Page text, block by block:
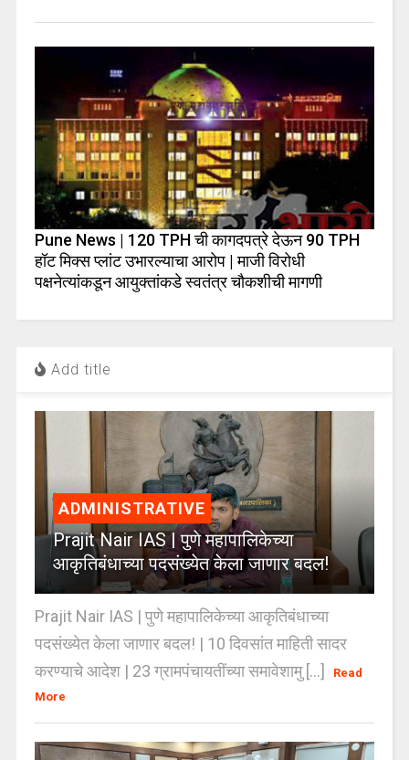
Pune News | 120 TPH ची कागदपत्रे देऊन 90 TPH
हॉट मिक्स प्लांट उभारल्याचा आरोप | माजी विरोधी
पक्षनेत्यांकडून आयुक्तांकडे स्वतंत्र चौकशीची मागणी
Add title
ADMINISTRATIVE
Prajit Nair IAS | पुणे महापालिकेच्या
आकृतिबंधाच्या पदसंख्येत केला जाणार बदल!
Prajit Nair IAS | पुणे महापालिकेच्या आकृतिबंधाच्या
पदसंख्येत केला जाणार बदल! | 10 दिवसांत माहिती सादर
करण्याचे आदेश | 23 ग्रामपंचायतींच्या समावेशामु [...]
Read
More